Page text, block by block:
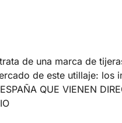
de una marca de
de este utillaje: los
QUE VIENEN